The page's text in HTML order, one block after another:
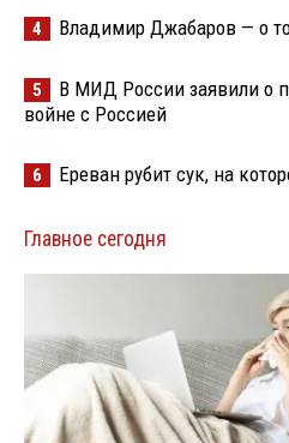
4 Владимир Джабаров — о
5
В МИД России заявили о
войне с Россией
6 Ереван рубит сук, на
Главное сегодня